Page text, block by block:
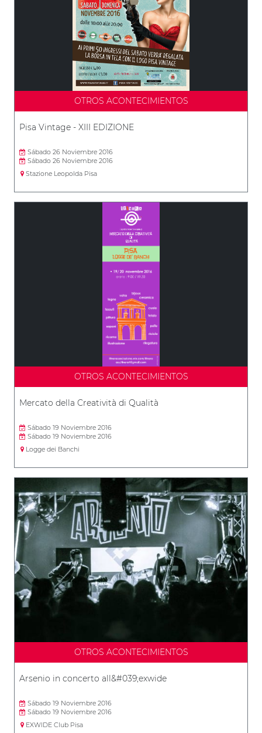
OTROS ACONTECIMIENTOS
Pisa Vintage - XIII EDIZIONE
Sábado 26 Noviembre 2016
Sábado 26 Noviembre 2016
Stazione Leopolda Pisa
OTROS ACONTECIMIENTOS
Mercato della Creatività di Qualità
Sábado 19 Noviembre 2016
Sábado 19 Noviembre 2016
Logge dei Banchi
OTROS ACONTECIMIENTOS
Arsenio in concerto all&#039;exwide
Sábado 19 Noviembre 2016
Sábado 19 Noviembre 2016
EXWIDE Club Pisa